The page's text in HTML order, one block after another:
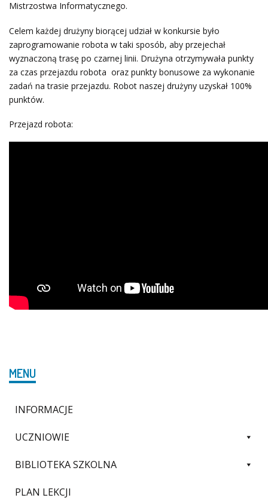
Mistrzostwa Informatycznego.
Celem każdej drużyny biorącej udział w konkursie było
zaprogramowanie robota w taki sposób, aby przejechał
wyznaczoną trasę po czarnej linii. Drużyna otrzymywała punkty
za czas przejazdu robota oraz punkty bonusowe za wykonanie
zadań na trasie przejazdu. Robot naszej drużyny uzyskał 100%
punktów.
Przejazd robota:
MENU
INFORMACJE
UCZNIOWIE
BIBLIOTEKA SZKOLNA
PLAN LEKCJI